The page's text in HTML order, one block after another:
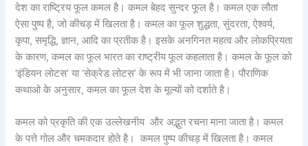
देश का राष्ट्रिय फूल कमल है। कमल बेहद सुन्दर फूल है। कमल एक लौता
ऐसा पुष्प है, जो कीचड़ में खिलता है। कमल का फूल शुद्धता, सुंदरता, ऐश्वर्य,
कृपा, समृद्धि, ज्ञान, आदि का प्रतीक है। इसके अनगिनत महत्व और लोकप्रियता
के कारण, कमल का फूल भारत का राष्ट्रीय फूल कहलाता है। कमल के फूल को
‘इंडियन लोटस’ या ‘सेक्रेड लोटस’ के रूप में भी जाना जाता है। पौराणिक
कथाओ के अनुसार, कमल का फूल देश के मूल्यों को दर्शाते है।
कमल को प्रकृति की एक उल्लेखनीय और अद्भुत रचना माना जाता है। कमल
के पत्ते गोल और चमकदार होते है। कमल पुष्प कीचड़ में खिलता है। कमल